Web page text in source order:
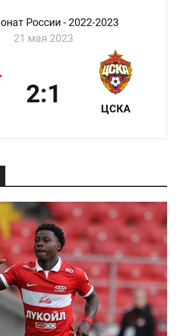
России - 2022-2023
21 мая 2023
2:1
ЦСКА